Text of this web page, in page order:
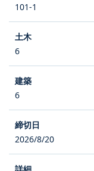
101-1
6
6
2026/8/20